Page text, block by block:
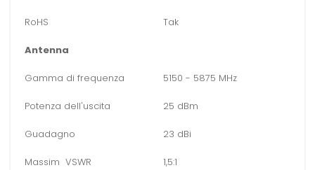
RoHS Tak
Antenna
Gamma di frequenza 5150 - 5875 MHz
Potenza dell'uscita 25 dBm
Guadagno 23 dBi
Massim VSWR 1,5:1